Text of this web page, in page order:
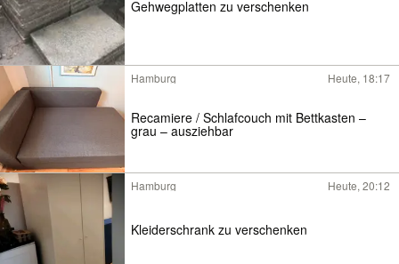
Gehwegplatten zu verschenken
Hamburg Heute, 18:17
Recamiere / Schlafcouch mit Bettkasten –
grau – ausziehbar
Hamburg Heute, 20:12
Kleiderschrank zu verschenken